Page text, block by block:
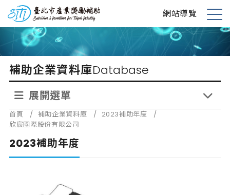
到
內
台北市產業獎勵補助 網站導覽
展
單
補助企業資料庫Database
展開選單
首頁 / 補助企業資料庫 / 2023補助年度
/
欣宸國際股份有限公司
2023補助年度